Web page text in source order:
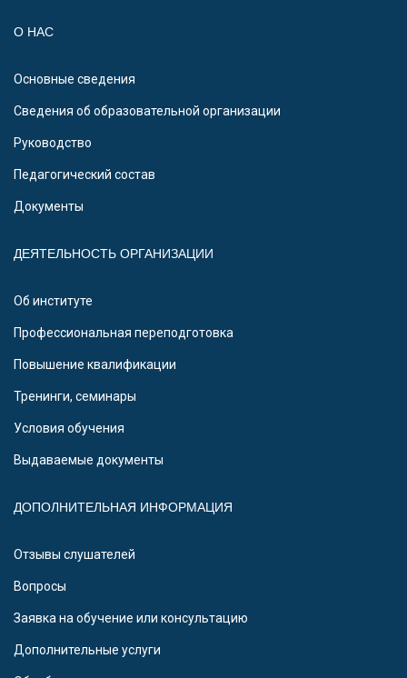
О НАС
Основные сведения
Сведения об образовательной организации
Руководство
Педагогический состав
Документы
ДЕЯТЕЛЬНОСТЬ ОРГАНИЗАЦИИ
Об институте
Профессиональная переподготовка
Повышение квалификации
Тренинги, семинары
Условия обучения
Выдаваемые документы
ДОПОЛНИТЕЛЬНАЯ ИНФОРМАЦИЯ
Отзывы слушателей
Вопросы
Заявка на обучение или консультацию
Дополнительные услуги